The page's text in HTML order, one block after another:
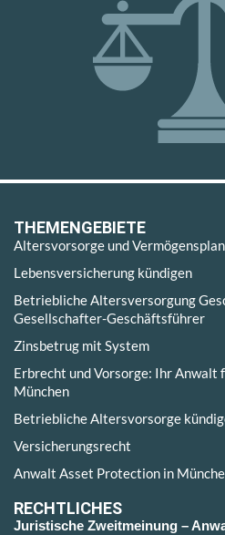
THEMENGEBIETE
Altersvorsorge und
Lebensversicherung kündigen
Betriebliche Altersversorgung
Gesellschafter-Geschäftsführer
Zinsbetrug mit System
Erbrecht und Vorsorge: Ihr
München
Betriebliche Altersvorsorge
Versicherungsrecht
Anwalt Asset Protection in
RECHTLICHES
Juristische Zweitmeinung –